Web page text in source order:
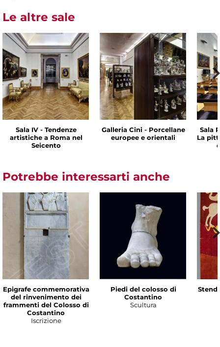
Le altre sale
Sala IV - Tendenze
artistiche a Roma nel
Seicento
Galleria Cini - Porcellane
europee e orientali
Sala
La
Potrebbe interessarti anche
Epigrafe commemorativa
del rinvenimento dei
frammenti del Colosso di
Costantino
Iscrizione
Piedi del colosso di
Costantino
Scultura